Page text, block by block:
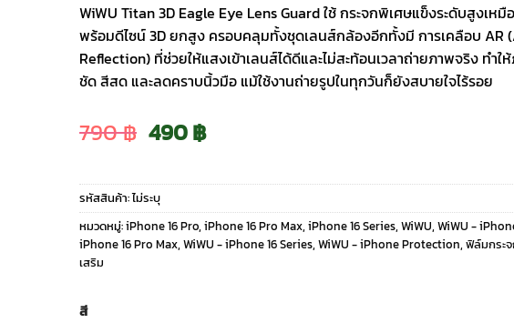
WiWU Titan 3D Eagle Eye Lens Guard ใช้ กระจกพิเศษแข็งระดับสูงเห
พร้อมดีไซน์ 3D ยกสูง ครอบคลุมทั้งชุดเลนส์กล้องอีกทั้งมี การเคลือบ AR
Reflection) ที่ช่วยให้แสงเข้าเลนส์ได้ดีและไม่สะท้อนเวลาถ่ายภาพจริง ทำ
ชัด สีสด และลดคราบนิ้วมือ แม้ใช้งานถ่ายรูปในทุกวันก็ยังสบายใจไร้รอย
790฿ Original
price
was:
490฿Current
price
is:
รหัสสินค้า:ไม่ระบุ
หมวดหมู่:iPhone 16 Pro, iPhone 16 Pro Max, iPhone 16 Series, WiWU, WiWU -
iPhone 16 Pro Max, WiWU - iPhone 16 Series, WiWU - iPhone Protection, ฟิล์มกระ
เสริม
สี